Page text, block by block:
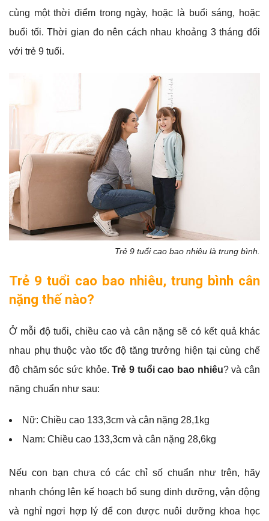
cùng một thời điểm trong ngày, hoặc là buổi sáng, hoặc
buổi tối. Thời gian đo nên cách nhau khoảng 3 tháng đối
với trẻ 9 tuổi.
Trẻ 9 tuổi cao bao nhiêu là trung bình.
Trẻ 9 tuổi cao bao nhiêu, trung bình cân
nặng thế nào?
Ở mỗi độ tuổi, chiều cao và cân nặng sẽ có kết quả khác
nhau phụ thuộc vào tốc độ tăng trưởng hiện tại cùng chế
độ chăm sóc sức khỏe.Trẻ 9 tuổi cao bao nhiêu? và cân
nặng chuẩn như sau:
Nữ: Chiều cao 133,3cm và cân nặng 28,1kg
Nam: Chiều cao 133,3cm và cân nặng 28,6kg
Nếu con bạn chưa có các chỉ số chuẩn như trên, hãy
nhanh chóng lên kế hoạch bổ sung dinh dưỡng, vận động
và nghỉ ngơi hợp lý để con được nuôi dưỡng khoa học